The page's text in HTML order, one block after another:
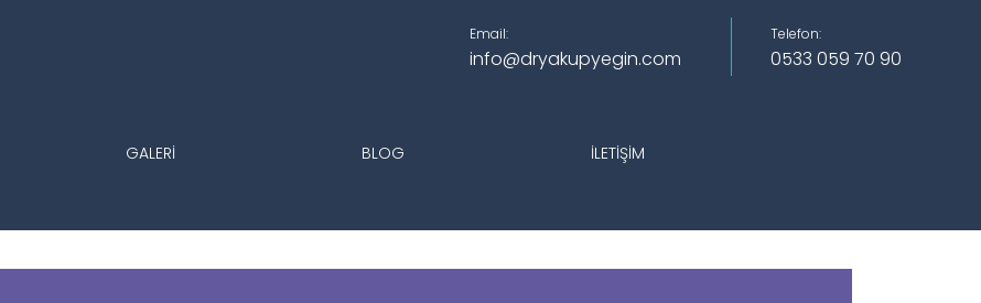
Email:
info@dryakupyegin.com
Telefon:
0533 059 70 90
GALERI BLOG İLETIŞIM